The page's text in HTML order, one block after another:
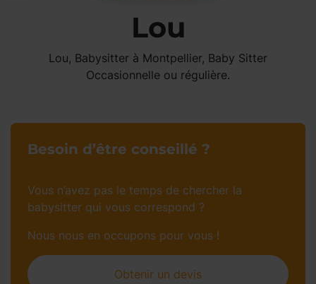
Lou
Lou, Babysitter à Montpellier, Baby Sitter
Occasionnelle ou régulière.
Besoin d’être conseillé ?
Vous n’avez pas le temps de chercher la
babysitter qui vous correspond ?
Nous nous en occupons pour vous !
Obtenir un devis